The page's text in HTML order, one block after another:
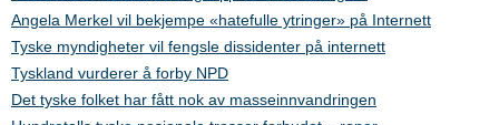
Angela Merkel vil bekjempe «hatefulle ytringer» på Internett
Tyske myndigheter vil fengsle dissidenter på internett
Tyskland vurderer å forby NPD
Det tyske folket har fått nok av masseinnvandringen